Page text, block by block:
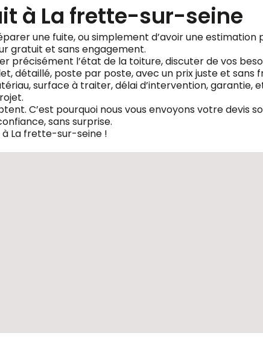
à La frette-sur-seine
une fuite, ou simplement d’avoir une
gratuit et sans engagement.
précisément l’état de la toiture, discuter de vos
détaillé, poste par poste, avec un prix juste et sans
surface à traiter, délai d’intervention, garantie,
C’est pourquoi nous vous envoyons votre devis
sans surprise.
La frette-sur-seine !